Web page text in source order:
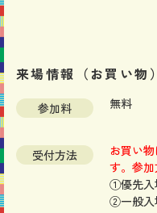
来場情報（お買い物）
参加料 無料
受付方法
お買い
す。 参
①優先入
②一般入